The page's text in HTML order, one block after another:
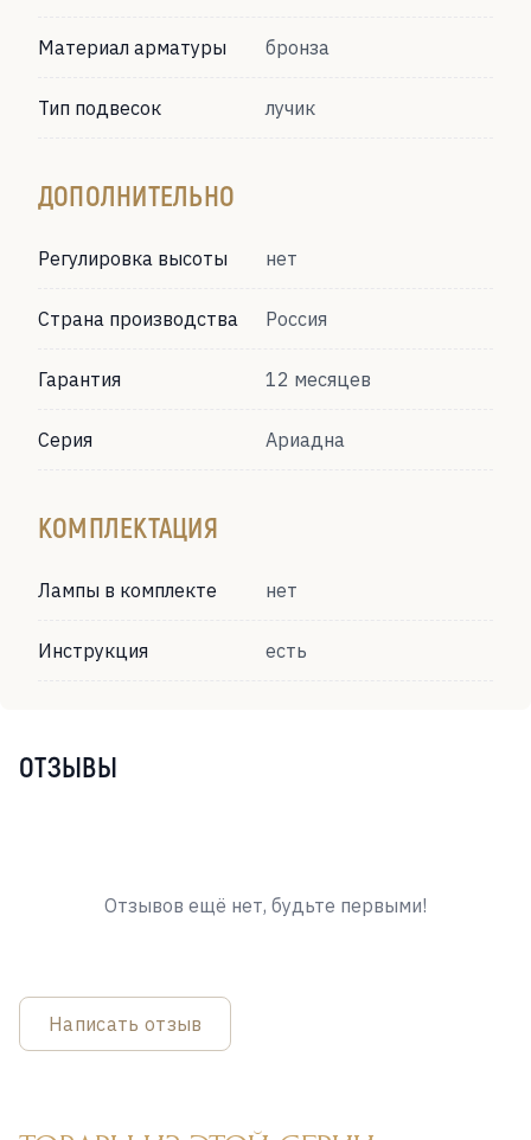
Материал арматуры бронза
Тип подвесок лучик
ДОПОЛНИТЕЛЬНО
Регулировка высоты нет
Страна производства Россия
Гарантия 12 месяцев
Серия Ариадна
КОМПЛЕКТАЦИЯ
Лампы в комплекте нет
Инструкция есть
ОТЗЫВЫ
Отзывов ещё нет, будьте первыми!
Написать отзыв